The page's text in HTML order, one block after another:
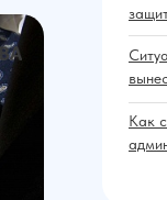
Как